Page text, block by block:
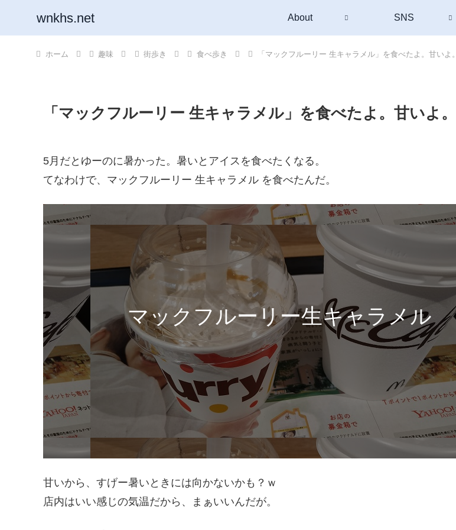
wnkhs.net About SNS
ホーム 趣味 街歩き 食べ歩き 「マックフルーリー 生キャラメル」を食べたよ。甘いよ。
「マックフルーリー 生キャラメル」を食べたよ。甘いよ。
5月だとゆーのに暑かった。暑いとアイスを食べたくなる。
てなわけで、マックフルーリー 生キャラメル を食べたんだ。
マックフルーリー生キャラメル
甘いから、すげー暑いときには向かないかも？ｗ
店内はいい感じの気温だから、まぁいいんだが。